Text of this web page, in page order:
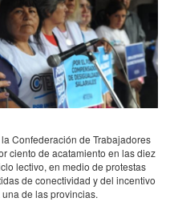
Confederación de Trabajadores
ciento de acatamiento en las diez
lectivo, en medio de protestas
de conectividad y del incentivo
de las provincias.